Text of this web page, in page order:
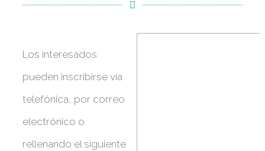
Los interesados
pueden inscribirse vía
telefónica, por correo
electrónico o
rellenando el siguiente